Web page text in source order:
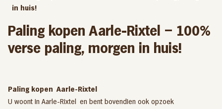
in huis!
Paling kopen Aarle-Rixtel – 100%
verse paling, morgen in huis!
Paling kopen Aarle-Rixtel
U woont in Aarle-Rixtel en bent bovendien ook opzoek